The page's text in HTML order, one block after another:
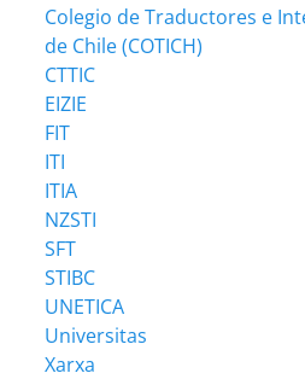
Colegio de Traductores e
de Chile (COTICH)
CTTIC
EIZIE
FIT
ITI
ITIA
NZSTI
SFT
STIBC
UNETICA
Universitas
Xarxa